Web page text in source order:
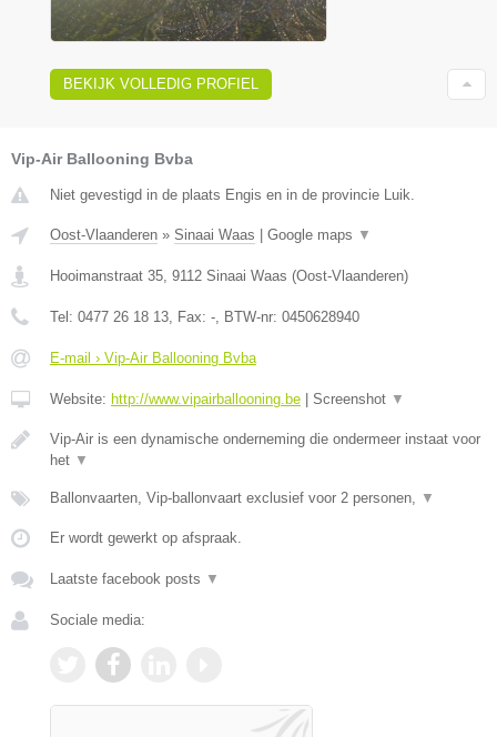
BEKIJK VOLLEDIG PROFIEL
Vip-Air Ballooning Bvba
Niet gevestigd in de plaats Engis en in de provincie Luik.
Oost-Vlaanderen » Sinaai Waas Google maps ▼
Hooimanstraat 35, 9112 Sinaai Waas (Oost-Vlaanderen)
Tel: 0477 26 18 13, Fax: -, BTW-nr: 0450628940
E-mail › Vip-Air Ballooning Bvba
Website: http://www.vipairballooning.be Screenshot ▼
Vip-Air is een dynamische onderneming die ondermeer instaat voor
het ▼
Ballonvaarten, Vip-ballonvaart exclusief voor 2 personen, ▼
Er wordt gewerkt op afspraak.
Laatste facebook posts ▼
Sociale media: